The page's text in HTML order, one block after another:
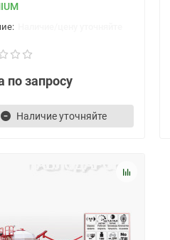
по запросу
Наличие уточняйте